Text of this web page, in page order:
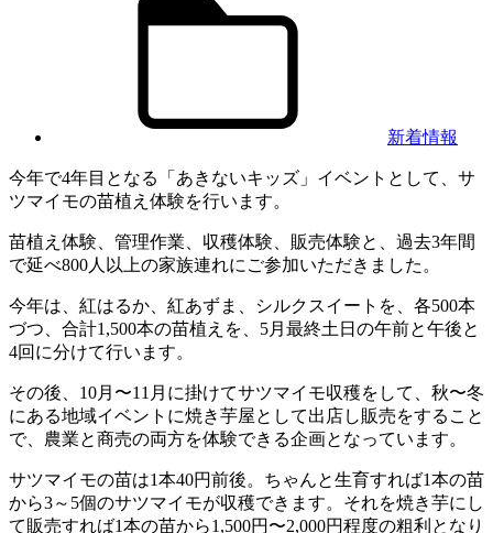
新着情報
今年で4年目となる「あきないキッズ」イベントとして、サ
ツマイモの苗植え体験を行います。
苗植え体験、管理作業、収穫体験、販売体験と、過去3年間
で延べ800人以上の家族連れにご参加いただきました。
今年は、紅はるか、紅あずま、シルクスイートを、各500本
づつ、合計1,500本の苗植えを、5月最終土日の午前と午後と
4回に分けて行います。
その後、10月〜11月に掛けてサツマイモ収穫をして、秋〜冬
にある地域イベントに焼き芋屋として出店し販売をすること
で、農業と商売の両方を体験できる企画となっています。
サツマイモの苗は1本40円前後。ちゃんと生育すれば1本の苗
から3～5個のサツマイモが収穫できます。それを焼き芋にし
て販売すれば1本の苗から1,500円〜2,000円程度の粗利となり